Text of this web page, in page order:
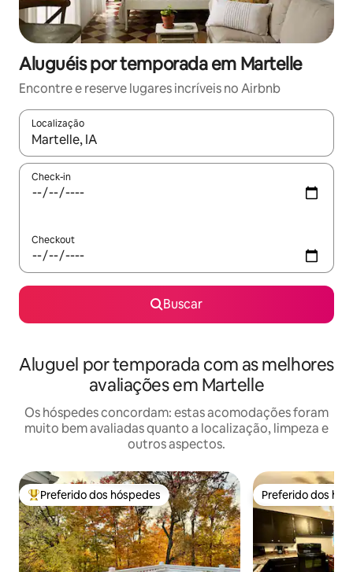
Aluguéis por temporada em Martelle
Encontre e reserve lugares incríveis no Airbnb
Localização
Quando os resultados estiverem disponíveis, explore-os
Check-in
Checkout
Buscar
Aluguel por temporada com as melhores
avaliações em Martelle
Os hóspedes concordam: estas acomodações foram
muito bem avaliadas quanto a localização, limpeza e
outros aspectos.
Entre os melhores preferidos dos hóspedes
Preferido dos hóspedes Preferido dos
Preferido dos